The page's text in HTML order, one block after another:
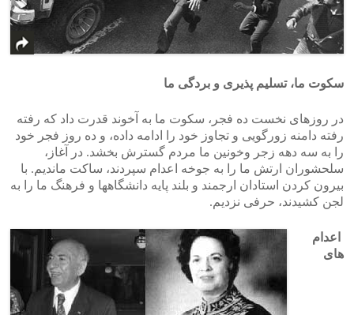
سکوت ما، تسلیم پذیری و بردگی ما
در روزهای نخست ده فجر، سکوت ما به آخوند قدرت داد که رفته
رفته دامنه زورگویی و تجاوز خود را ادامه داده، و ده روز فجر خود
را به سه دهه زجر وخونین ما مردم گسترش بخشد. در آغاز،
سلحشوران ارتش ما را به جوخه اعدام سپردند، ساکت ماندیم. با
بیرون کردن استادان ارجمند و بلند پایه دانشگاهها و فرهنگ ما را به
لجن کشیدند، حرفی نزدیم.
اعدام
های